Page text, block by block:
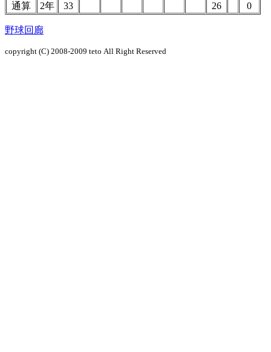
通算
2年 33 26 0
野球回廊
copyright (C) 2008-2009 teto All Right Reserved